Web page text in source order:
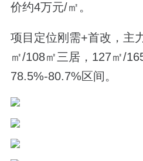
价约4万元/㎡。
项目定位刚需+首改，主
㎡/108㎡三居，127㎡/
78.5%-80.7%区间。